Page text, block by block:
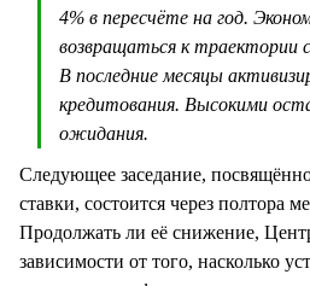
4% в пересчёте на год.
возвращаться к траектории
В последние месяцы
кредитования. Высокими
ожидания.
Следующее заседание,
ставки, состоится через полтора
Продолжать ли её снижение,
зависимости от того, насколько